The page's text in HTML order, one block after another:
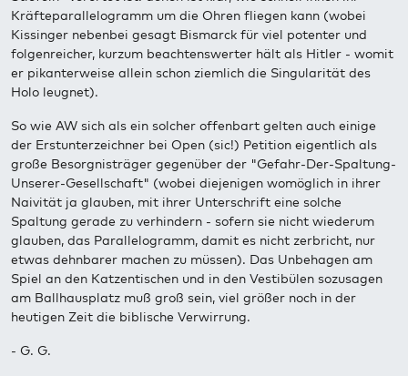
Kräfteparallelogramm um die Ohren fliegen kann (wobei
Kissinger nebenbei gesagt Bismarck für viel potenter und
folgenreicher, kurzum beachtenswerter hält als Hitler - womit
er pikanterweise allein schon ziemlich die Singularität des
Holo leugnet).
So wie AW sich als ein solcher offenbart gelten auch einige
der Erstunterzeichner bei Open (sic!) Petition eigentlich als
große Besorgnisträger gegenüber der "Gefahr-Der-Spaltung-
Unserer-Gesellschaft" (wobei diejenigen womöglich in ihrer
Naivität ja glauben, mit ihrer Unterschrift eine solche
Spaltung gerade zu verhindern - sofern sie nicht wiederum
glauben, das Parallelogramm, damit es nicht zerbricht, nur
etwas dehnbarer machen zu müssen). Das Unbehagen am
Spiel an den Katzentischen und in den Vestibülen sozusagen
am Ballhausplatz muß groß sein, viel größer noch in der
heutigen Zeit die biblische Verwirrung.
- G. G.